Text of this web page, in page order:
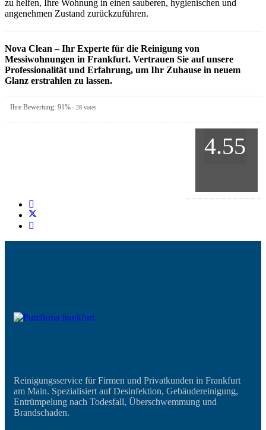
zu helfen, Ihre Wohnung in einen sauberen, hygienischen und
angenehmen Zustand zurückzuführen.
Nova Clean – Ihr Experte für die Reinigung von
Messiwohnungen in Frankfurt. Vertrauen Sie auf unsere
Professionalität und Erfahrung, um Ihr Zuhause in neuem
Glanz erstrahlen zu lassen.
Ihre Bewertung: 91% - 28 votes
4.55
Reinigungsservice für Firmen und Privatkunden in Frankfurt
am Main. Spezialisiert auf Desinfektion, Gebäudereinigung,
Entrümpelung nach Todesfall, Überschwemmung und
Brandschaden.